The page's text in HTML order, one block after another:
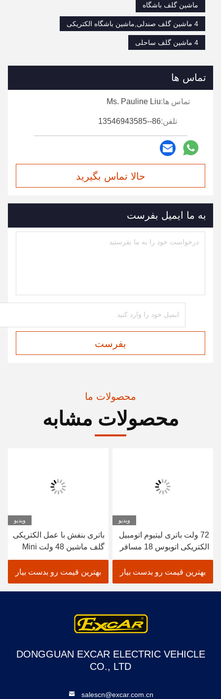
ماشین گلف باشگاه
4 ماشین گلف صندلی,ماشین باشگاه الکتریکی
4 ماشین گلف ساحلی
تماس ها
تماس ها:Ms. Pauline Liu
تلفن:86--13546943585
حالا تماس بگیرید
به ما ایمیل بفرست
بفرست
محصولات ما
محصولات مشابه
ویدیو
72 ولت باتری لیتیوم اتومبیل
الکتریکی اتوبوس 18 مسافر
اتوبوس باز برای تماشای
مناظر
بهترین قیمت رو بدست بیار
ویدیو
باتری بنفش با عمل الکتریکی
گلف ماشین 48 ولت Mini
Club Car 4 Seater
بهترین قیمت رو بدست بیار
DONGGUAN EXCAR ELECTRIC VEHICLE
CO., LTD
salescn@excar.com.cn